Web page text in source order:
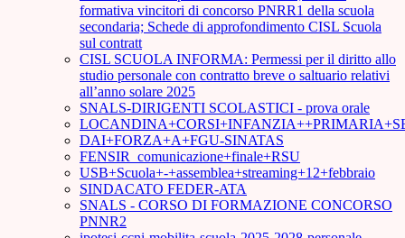
formativa vincitori di concorso PNRR1 della scuola
secondaria; Schede di approfondimento CISL Scuola
sul contratt
CISL SCUOLA INFORMA: Permessi per il diritto allo
studio personale con contratto breve o saltuario relativi
all’anno solare 2025
SNALS-DIRIGENTI SCOLASTICI - prova orale
DAI+FORZA+A+FGU-SINATAS
FENSIR_comunicazione+finale+RSU
USB+Scuola+-+assemblea+streaming+12+febbraio
SINDACATO FEDER-ATA
SNALS - CORSO DI FORMAZIONE CONCORSO
PNNR2